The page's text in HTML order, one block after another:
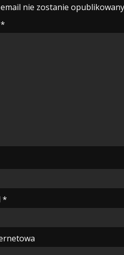
nie zostanie
*
*